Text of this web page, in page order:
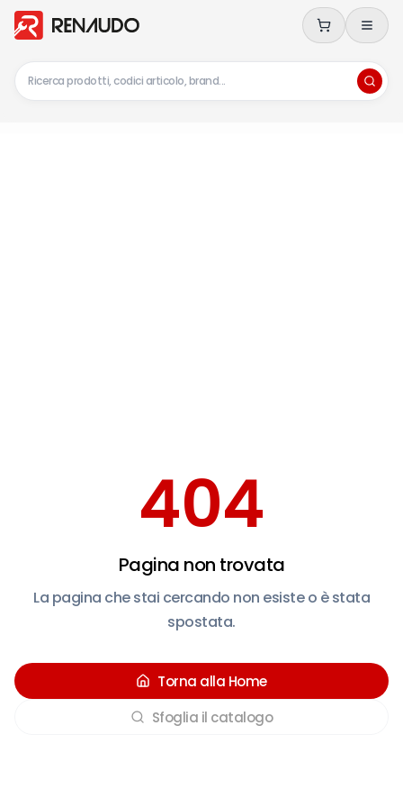
404
Pagina non trovata
La pagina che stai cercando non esiste o è stata
spostata.
Torna alla Home
Sfoglia il catalogo